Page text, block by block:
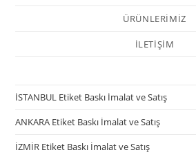
ÜRÜNLERİMİZ
İLETİŞİM
İSTANBUL Etiket Baskı İmalat ve Satış
ANKARA Etiket Baskı İmalat ve Satış
İZMİR Etiket Baskı İmalat ve Satış